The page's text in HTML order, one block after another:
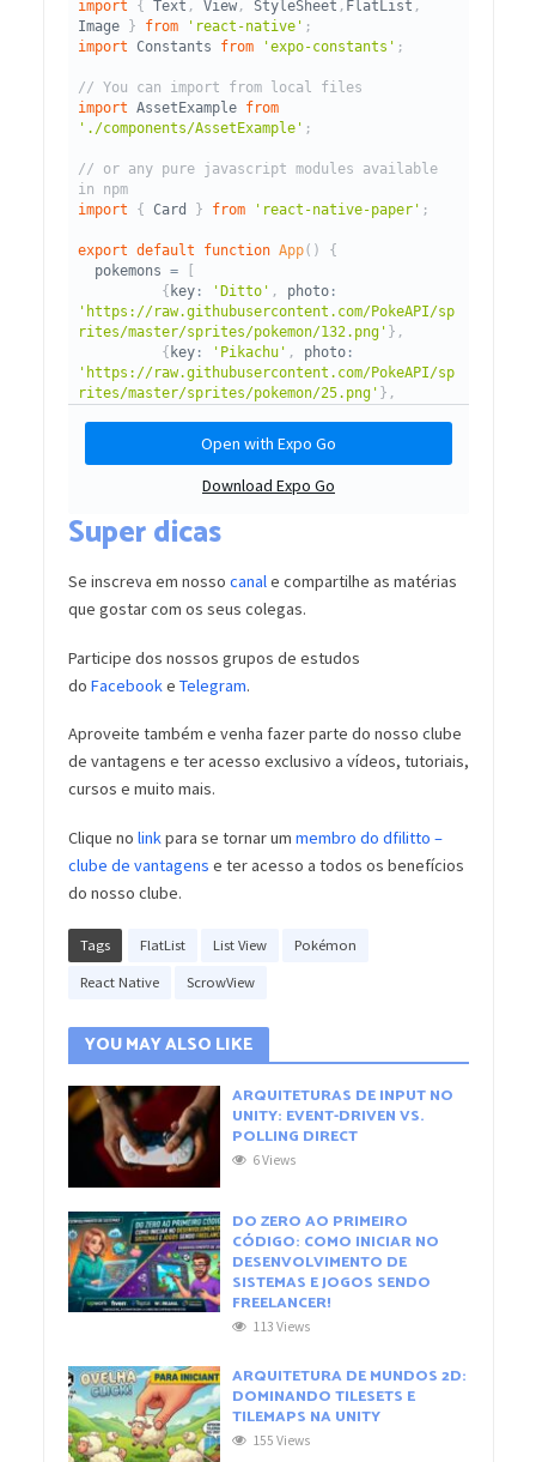
Super dicas
Se inscreva em nosso canal e compartilhe as matérias
que gostar com os seus colegas.
Participe dos nossos grupos de estudos
do Facebook e Telegram.
Aproveite também e venha fazer parte do nosso clube
de vantagens e ter acesso exclusivo a vídeos, tutoriais,
cursos e muito mais.
Clique no linkpara se tornar um membro do dfilitto –
clube de vantagens e ter acesso a todos os benefícios
do nosso clube.
Tags FlatList List View Pokémon
React Native ScrowView
YOU MAY ALSO LIKE
ARQUITETURAS DE INPUT NO
UNITY: EVENT-DRIVEN VS.
POLLING DIRECT
6 Views
DO ZERO AO PRIMEIRO
CÓDIGO: COMO INICIAR NO
DESENVOLVIMENTO DE
SISTEMAS E JOGOS SENDO
FREELANCER!
113 Views
ARQUITETURA DE MUNDOS 2D:
DOMINANDO TILESETS E
TILEMAPS NA UNITY
155 Views